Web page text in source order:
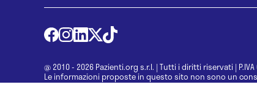
@ 2010 - 2026 Pazienti.org s.r.l. | Tutti i diritti riservati |
Le informazioni proposte in questo sito non sono un
una diagnosi formulata dal medico. Non si devono